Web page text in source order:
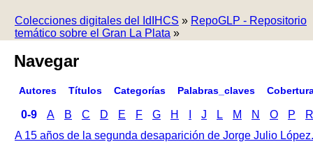
Colecciones digitales del IdIHCS » RepoGLP - Repositorio
temático sobre el Gran La Plata »
Navegar
Autores Títulos Categorías Palabras_claves
0-9 A B C D E F G H J L M N O P
R
A 15 años de la segunda desaparición de Jorge Julio